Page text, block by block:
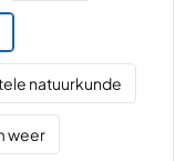
natuurkunde
weer